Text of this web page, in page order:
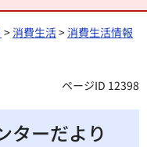
>消費生活>消費生活情報
ページID 12398
ターだより